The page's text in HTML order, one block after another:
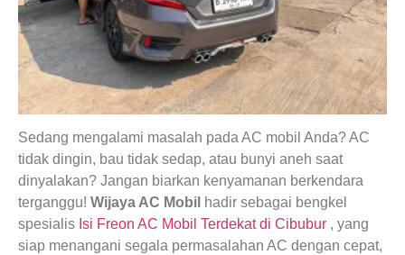
Sedang mengalami masalah pada AC mobil Anda? AC
tidak dingin, bau tidak sedap, atau bunyi aneh saat
dinyalakan? Jangan biarkan kenyamanan berkendara
terganggu! Wijaya AC Mobil hadir sebagai bengkel
spesialis Isi Freon AC Mobil Terdekat di Cibubur , yang
siap menangani segala permasalahan AC dengan cepat,